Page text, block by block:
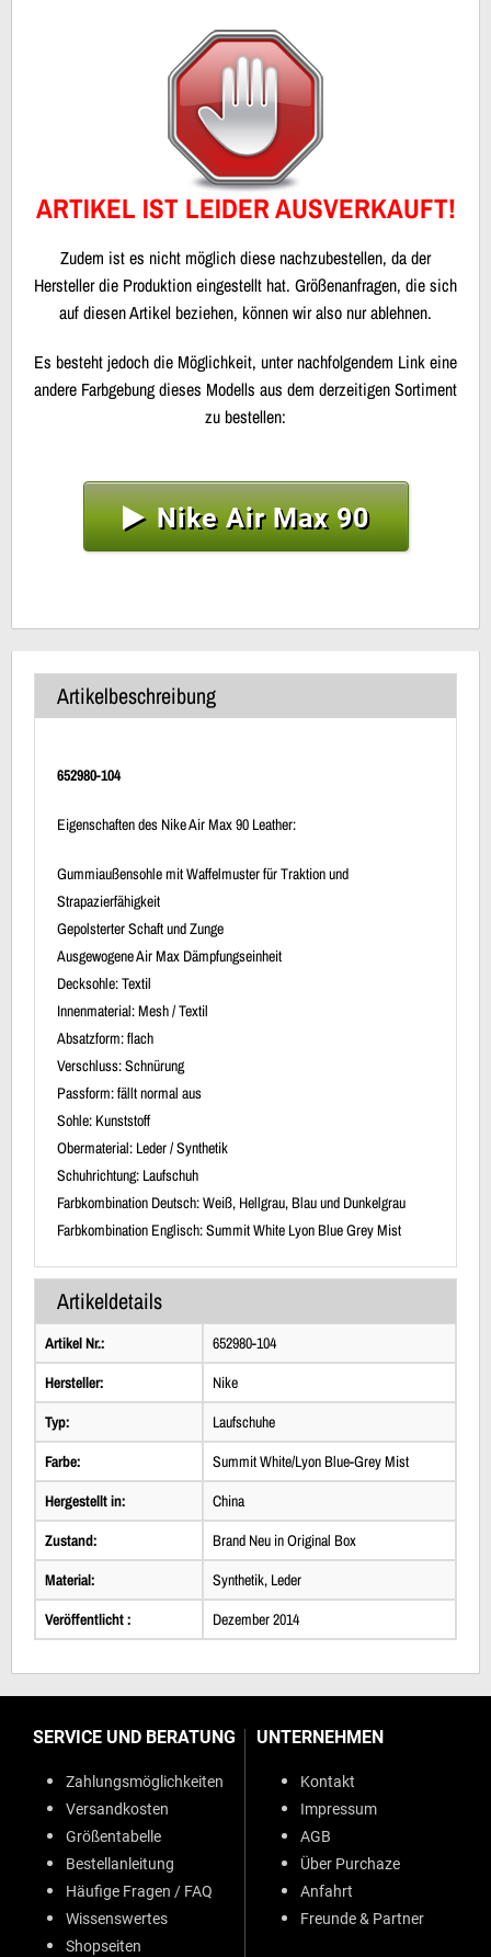
ARTIKEL IST LEIDER AUSVERKAUFT!
Zudem ist es nicht möglich diese nachzubestellen, da der
Hersteller die Produktion eingestellt hat. Größenanfragen, die sich
auf diesen Artikel beziehen, können wir also nur ablehnen.
Es besteht jedoch die Möglichkeit, unter nachfolgendem Link eine
andere Farbgebung dieses Modells aus dem derzeitigen Sortiment
zu bestellen:
Nike Air Max 90
Artikelbeschreibung
652980-104
Eigenschaften des Nike Air Max 90 Leather:
Gummiaußensohle mit Waffelmuster für Traktion und
Strapazierfähigkeit
Gepolsterter Schaft und Zunge
Ausgewogene Air Max Dämpfungseinheit
Decksohle: Textil
Innenmaterial: Mesh / Textil
Absatzform: flach
Verschluss: Schnürung
Passform: fällt normal aus
Sohle: Kunststoff
Obermaterial: Leder / Synthetik
Schuhrichtung: Laufschuh
Farbkombination Deutsch: Weiß, Hellgrau, Blau und Dunkelgrau
Farbkombination Englisch: Summit White Lyon Blue Grey Mist
Artikeldetails
Artikel Nr.:
652980-104
Hersteller:
Nike
Typ:
Laufschuhe
Farbe:
Summit White/Lyon Blue-Grey Mist
Hergestellt in:
China
Zustand:
Brand Neu in Original Box
Material:
Synthetik, Leder
Veröffentlicht :
Dezember 2014
SERVICE UND BERATUNG
Zahlungsmöglichkeiten
Versandkosten
Größentabelle
Bestellanleitung
Häufige Fragen / FAQ
Wissenswertes
Shopseiten
UNTERNEHMEN
Kontakt
Impressum
AGB
Über Purchaze
Anfahrt
Freunde & Partner